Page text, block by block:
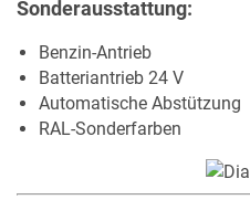
Sonderausstattung:
Benzin-Antrieb
Batteriantrieb 24 V
Automatische Abstützung
RAL-Sonderfarben